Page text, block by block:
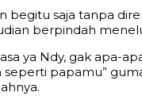
begitu saja tanpa
berpindah
ya Ndy, gak apa-
papamu”